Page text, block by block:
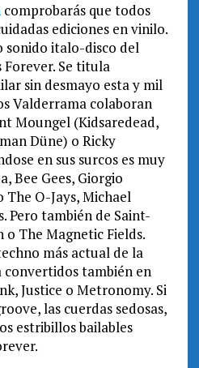
comprobarás que todos
ediciones en vinilo.
sonido italo-disco del
Forever. Se titula
sin desmayo esta y mil
Valderrama colaboran
Moungel (Kidsaredead,
Düne) o Ricky
en sus surcos es muy
Bee Gees, Giorgio
The O-Jays, Michael
Pero también de Saint-
The Magnetic Fields.
más actual de la
también en
Justice o Metronomy. Si
las cuerdas sedosas,
estribillos bailables